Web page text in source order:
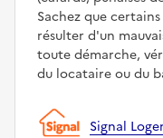
Sachez que
résulter d'un
toute démarche,
du locataire ou du
Signal